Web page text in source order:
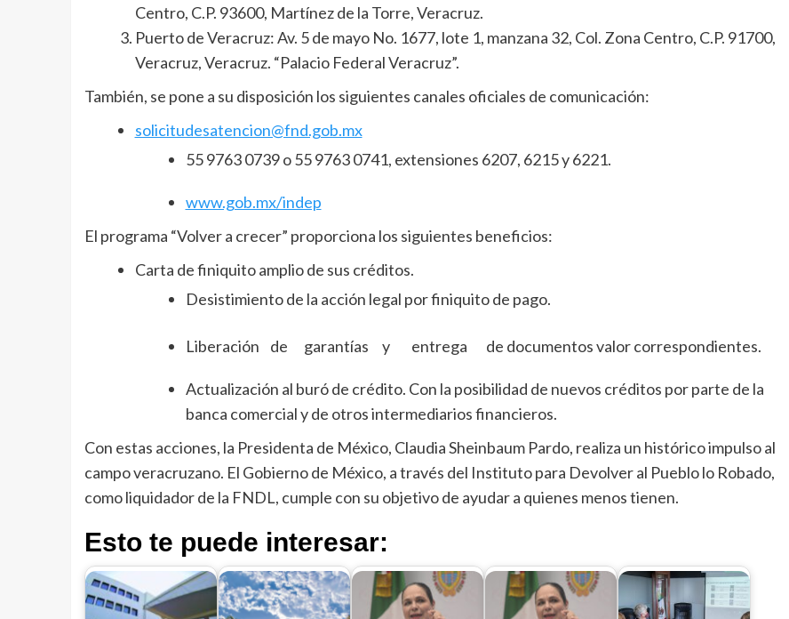
Centro, C.P. 93600, Martínez de la Torre, Veracruz.
Puerto de Veracruz: Av. 5 de mayo No. 1677, lote 1, manzana 32, Col. Zona Centro, C.P. 91700,
Veracruz, Veracruz. “Palacio Federal Veracruz”.
También, se pone a su disposición los siguientes canales oficiales de comunicación:
solicitudesatencion@fnd.gob.mx
55 9763 0739 o 55 9763 0741, extensiones 6207, 6215 y 6221.
www.gob.mx/indep
El programa “Volver a crecer” proporciona los siguientes beneficios:
Carta de finiquito amplio de sus créditos.
Desistimiento de la acción legal por finiquito de pago.
Liberación de garantías y entrega de documentos valor correspondientes.
Actualización al buró de crédito. Con la posibilidad de nuevos créditos por parte de la
banca comercial y de otros intermediarios financieros.
Con estas acciones, la Presidenta de México, Claudia Sheinbaum Pardo, realiza un histórico impulso al
campo veracruzano. El Gobierno de México, a través del Instituto para Devolver al Pueblo lo Robado,
como liquidador de la FNDL, cumple con su objetivo de ayudar a quienes menos tienen.
Esto te puede interesar: